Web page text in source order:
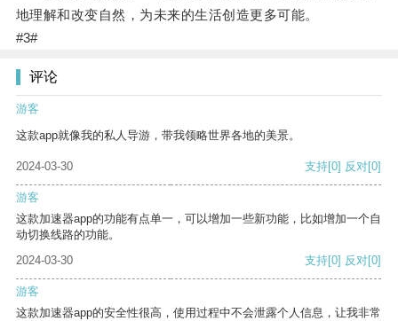
地理解和改变自然，为未来的生活创造更多可能。
#3#
评论
游客
这款app就像我的私人导游，带我领略世界各地的美景。
2024-03-30 支持[0] 反对[0]
游客
这款加速器app的功能有点单一，可以增加一些新功能，比如增加一个自
动切换线路的功能。
2024-03-30
支持[0] 反对[0]
游客
这款加速器app的安全性很高，使用过程中不会泄露个人信息，让我非常